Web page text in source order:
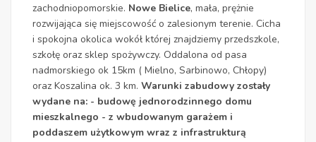
zachodniopomorskie. Nowe Bielice, mała, prężnie
rozwijająca się miejscowość o zalesionym terenie. Cicha
i spokojna okolica wokół której znajdziemy przedszkole,
szkołę oraz sklep spożywczy. Oddalona od pasa
nadmorskiego ok 15km ( Mielno, Sarbinowo, Chłopy)
oraz Koszalina ok. 3 km. Warunki zabudowy zostały
wydane na: - budowę jednorodzinnego domu
mieszkalnego - z wbudowanym garażem i
poddaszem użytkowym wraz z infrastrukturą